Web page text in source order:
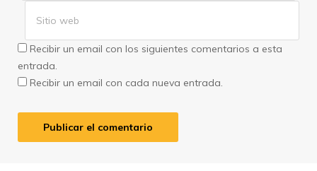
Recibir un email con los siguientes comentarios a esta
entrada.
Recibir un email con cada nueva entrada.